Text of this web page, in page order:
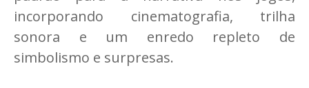
incorporando cinematografia, trilha
sonora e um enredo repleto de
simbolismo e surpresas.